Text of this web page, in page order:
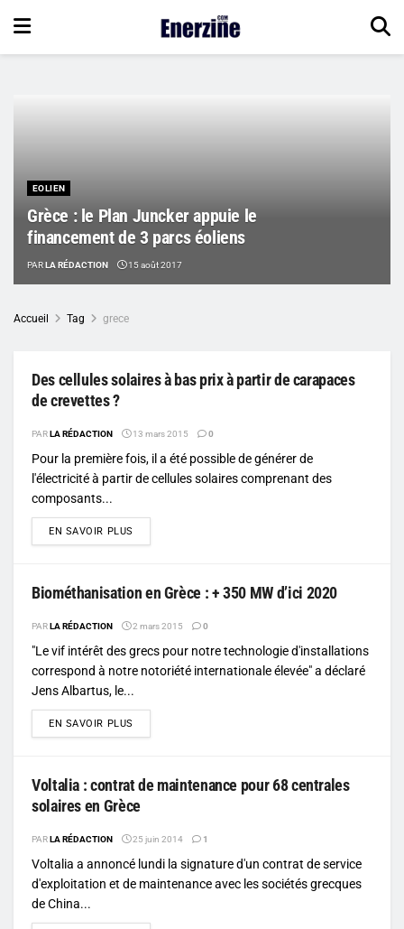
EOLIEN
Grèce : le Plan Juncker appuie le
financement de 3 parcs éoliens
PARLA RÉDACTION 15 août 2017
Accueil Tag grece
Des cellules solaires à bas prix à partir de carapaces
de crevettes ?
PARLA RÉDACTION 13 mars 2015 0
Pour la première fois, il a été possible de générer de
l'électricité à partir de cellules solaires comprenant des
composants...
EN SAVOIR PLUS
Biométhanisation en Grèce : + 350 MW d’ici 2020
PARLA RÉDACTION 2 mars 2015 0
"Le vif intérêt des grecs pour notre technologie d'installations
correspond à notre notoriété internationale élevée" a déclaré
Jens Albartus, le...
EN SAVOIR PLUS
Voltalia : contrat de maintenance pour 68 centrales
solaires en Grèce
PARLA RÉDACTION 25 juin 2014 1
Voltalia a annoncé lundi la signature d'un contrat de service
d'exploitation et de maintenance avec les sociétés grecques
de China...